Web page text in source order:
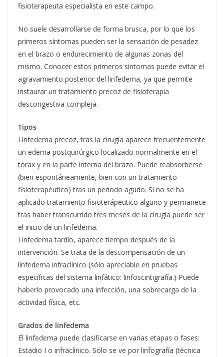
fisioterapeuta especialista en este campo.
No suele desarrollarse de forma brusca, por lo que los
primeros síntomas pueden ser la sensación de pesadez
en el brazo o endurecimiento de algunas zonas del
mismo. Conocer estos primeros síntomas puede evitar el
agravamiento posterior del linfedema, ya que permite
instaurar un tratamiento precoz de fisioterapia
descongestiva compleja.
Tipos
Linfedema precoz, tras la cirugía aparece frecuentemente
un edema postquirúrgico localizado normalmente en el
tórax y en la parte interna del brazo. Puede reabsorberse
(bien espontáneamente, bien con un tratamiento
fisioterapéutico) tras un periodo agudo. Si no se ha
aplicado tratamiento fisioterápeutico alguno y permanece
tras haber transcurrido tres meses de la cirugía puede ser
el inicio de un linfedema.
Linfedema tardío, aparece tiempo después de la
intervención. Se trata de la descompensación de un
linfedema infraclínico (sólo apreciable en pruebas
específicas del sistema linfático: linfoscintigrafía.) Puede
haberlo provocado una infección, una sobrecarga de la
actividad física, etc.
Grados de linfedema
El linfedema puede clasificarse en varias etapas o fases:
Estadio I o infraclínico. Sólo se ve por linfografía (técnica